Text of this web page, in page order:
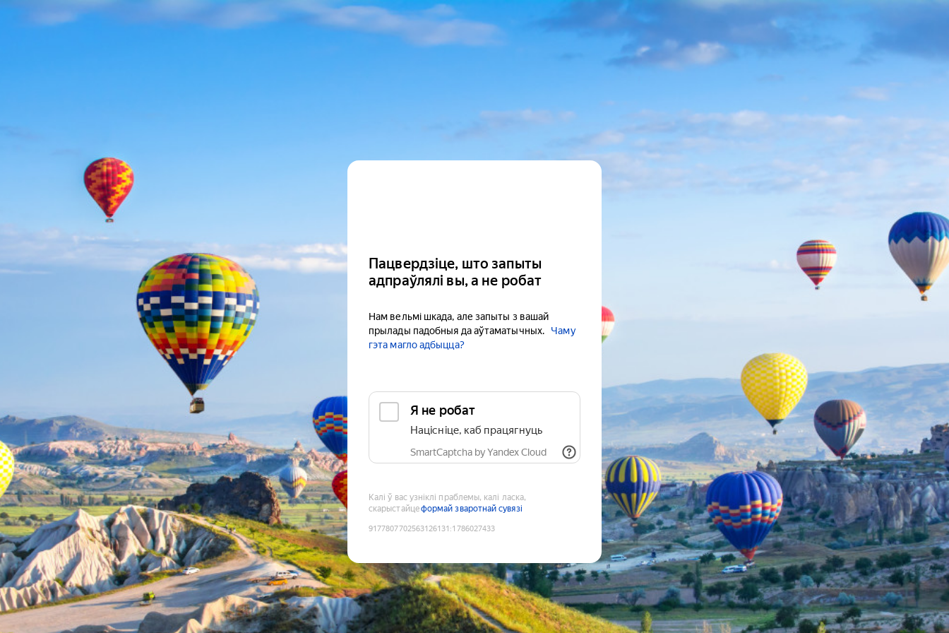
Пацвердзіце, што запыты
адпраўлялі вы, а не робат
Нам вельмі шкада, але запыты з вашай
прылады падобныя да аўтаматычных.
Чаму
гэта магло адбыцца?
Я не робат
Націсніце, каб працягнуць
SmartCaptcha by Yandex Cloud
Калі ў вас узніклі праблемы, калі ласка,
скарыстайцеформай зваротнай сувязі
9177807702563126131 :1786027433